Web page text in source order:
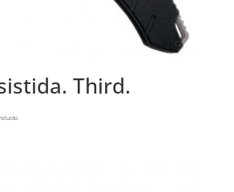
Third.